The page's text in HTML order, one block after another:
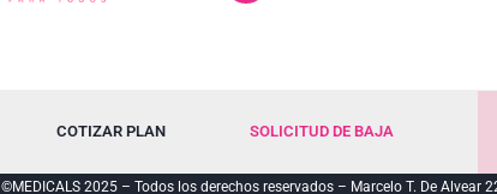
COTIZAR PLAN SOLICITUD DE BAJA
©MEDICALS 2025 – Todos los derechos reservados – Marcelo T. De